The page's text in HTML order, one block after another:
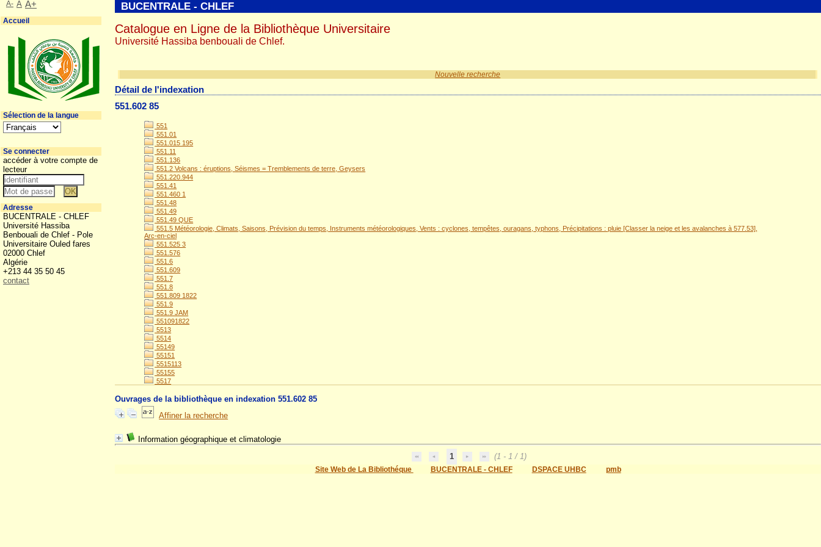
Nouvelle recherche
Détail de l'indexation
551.602 85
551
551.01
551.015 195
551.11
551.136
551.2 Volcans : éruptions, Séismes = Tremblements de terre, Geysers
551.220.944
551.41
551.460 1
551.48
551.49
551.49 QUE
551.5 Météorologie, Climats, Saisons, Prévision du temps, Instruments météorologiques, Vents : cyclones, tempêtes, ouragans, typhons, Précipitations : pluie [Classer la neige et les avalanches à 577.53],
Arc-en-ciel
551.525 3
551.576
551.6
551.609
551.7
551.8
551.809 1822
551.9
551.9 JAM
551091822
5513
5514
55149
55151
5515113
55155
5517
Ouvrages de la bibliothèque en indexation 551.602 85
Affiner la recherche
Information géographique et climatologie
1
(1 - 1 / 1)
Site Web de La Bibliothéque BUCENTRALE - CHLEF DSPACE UHBC pmb
BUCENTRALE - CHLEF
Catalogue en Ligne de la Bibliothèque Universitaire
Université Hassiba benbouali de Chlef.
A- A A+
Accueil
Sélection de la langue
Se connecter
accéder à votre compte de
lecteur
Adresse
BUCENTRALE - CHLEF
Université Hassiba
Benbouali de Chlef - Pole
Universitaire Ouled fares
02000 Chlef
Algérie
+213 44 35 50 45
contact